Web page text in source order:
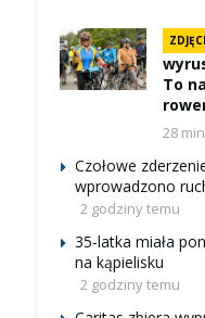
To
28
Czołowe
wprowadzono
2 godziny temu
35-latka miała
na kąpielisku
2 godziny temu